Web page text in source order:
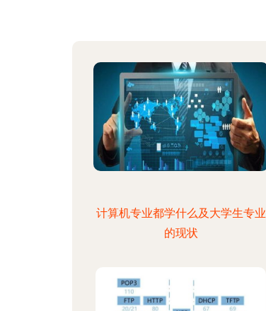
计算机专业都学什么及大学生专业
的现状